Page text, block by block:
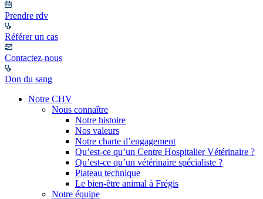
Prendre rdv
Référer un cas
Contactez-nous
Don du sang
Notre CHV
Nous connaître
Notre histoire
Nos valeurs
Notre charte d’engagement
Qu’est-ce qu’un Centre Hospitalier Vétérinaire ?
Qu’est-ce qu’un vétérinaire spécialiste ?
Plateau technique
Le bien-être animal à Frégis
Notre équipe